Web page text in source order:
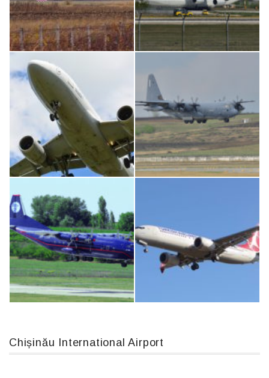
IL76, RA-78844 An124, RA-82013
Airbus A319-114 D-AILN, Lufthansa, Франкфурт-Кишинев, 24/06/18
Chișinău International Airport